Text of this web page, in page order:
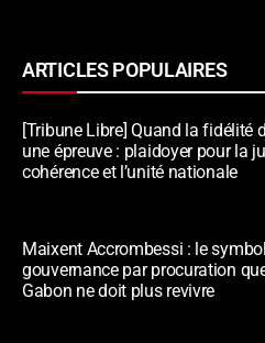
ARTICLES POPULAIRES
[Tribune Libre] Quand la fidélité
une épreuve : plaidoyer pour la
cohérence et l’unité nationale
Maixent Accrombessi : le
gouvernance par procuration
Gabon ne doit plus revivre